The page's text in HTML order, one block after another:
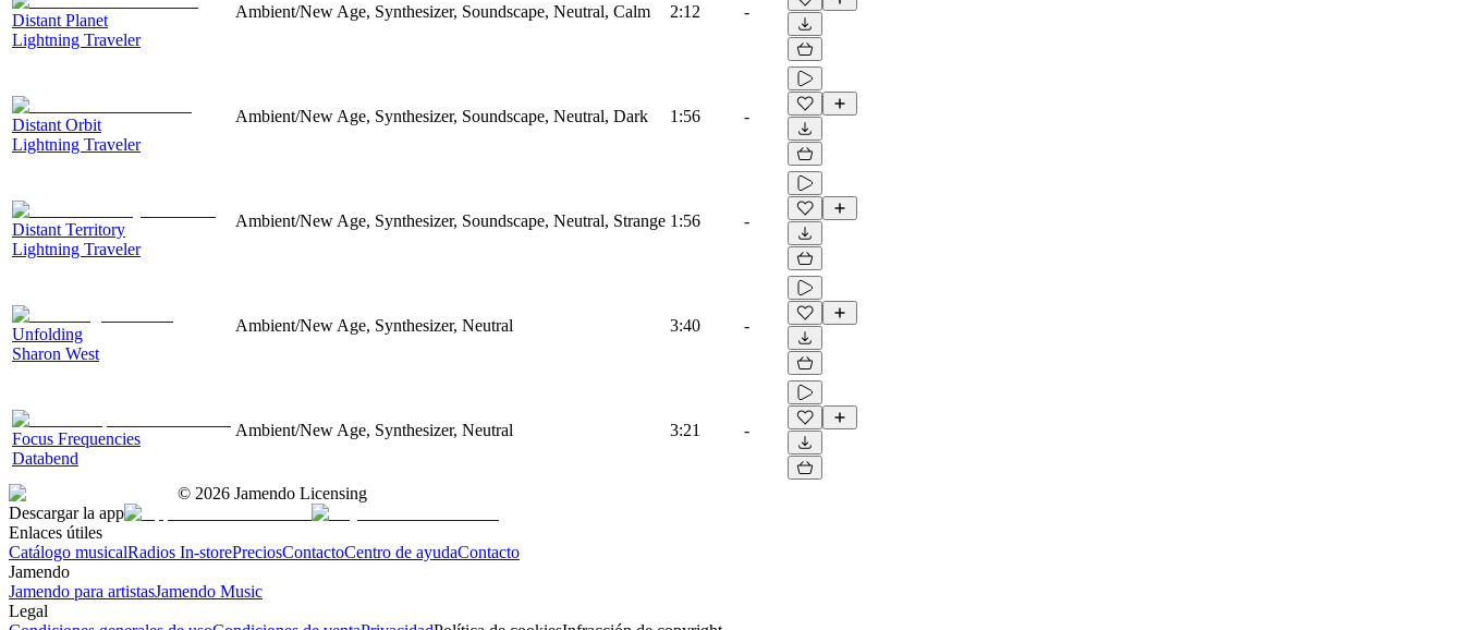
Distant Planet
Lightning Traveler
Ambient/New Age, Synthesizer, Soundscape, Neutral, Calm 2:12 -
Distant Orbit
Lightning Traveler
Ambient/New Age, Synthesizer, Soundscape, Neutral, Dark 1:56 -
Distant Territory
Lightning Traveler
Ambient/New Age, Synthesizer, Soundscape, Neutral, Strange 1:56 -
Unfolding
Sharon West
Ambient/New Age, Synthesizer, Neutral 3:40 -
Focus Frequencies
Databend
Ambient/New Age, Synthesizer, Neutral 3:21 -
© 2026 Jamendo Licensing
Descargar la app
Enlaces útiles
Catálogo musicalRadios In-storePreciosContactoCentro de ayudaContacto
Jamendo
Jamendo para artistasJamendo Music
Legal